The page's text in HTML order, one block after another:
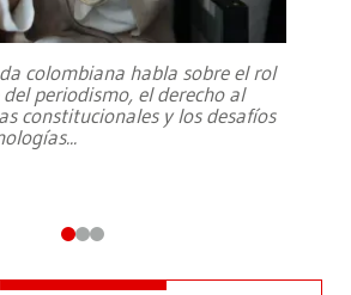
colombiana habla sobre el rol
periodismo, el derecho al
constitucionales y los desafíos
...